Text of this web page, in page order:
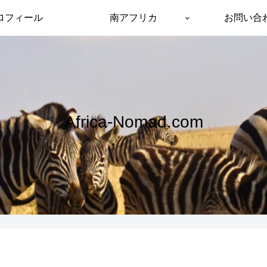
Africa-Nomad.com
フィール 南アフリカ お問い合